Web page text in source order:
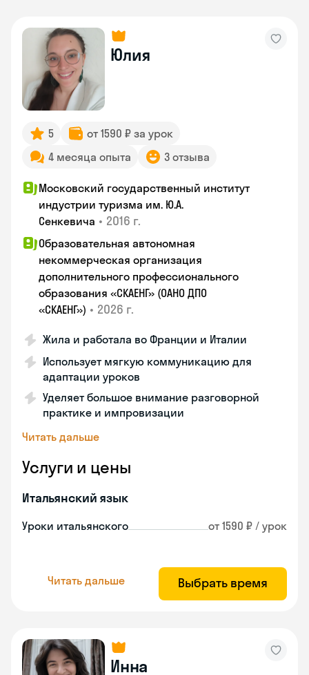
Юлия
5
от 1590 ₽ за урок
4 месяца опыта
3 отзыва
Московский государственный институт
индустрии туризма им. Ю.А.
Сенкевича • 2016 г.
Образовательная автономная
некоммерческая организация
дополнительного профессионального
образования «СКАЕНГ» (ОАНО ДПО
«СКАЕНГ») • 2026 г.
Жила и работала во Франции и Италии
Использует мягкую коммуникацию для
адаптации уроков
Уделяет большое внимание разговорной
практике и импровизации
Читать дальше
Услуги и цены
Итальянский язык
Уроки итальянского от 1590 ₽ / урок
Читать дальше Выбрать время
Инна